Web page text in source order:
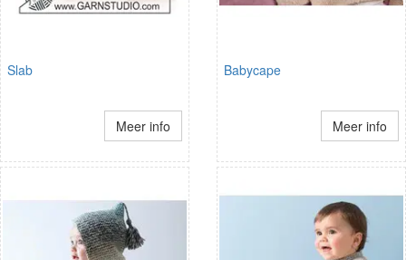
Slab
Meer info
Babycape
Meer info